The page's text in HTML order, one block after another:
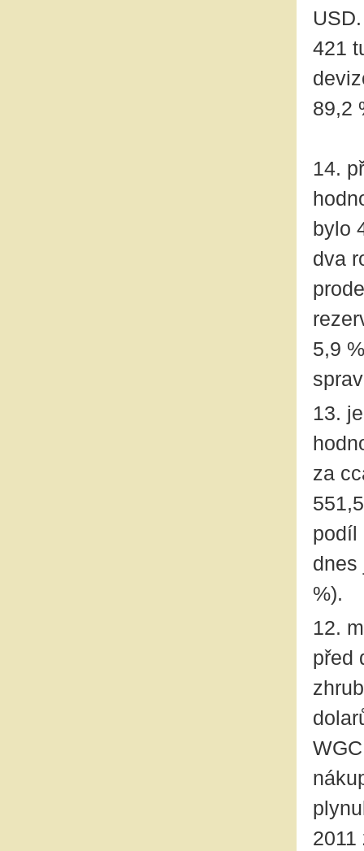
421
89,2
14.
bylo
dva
5,9
13.
za
podíl
dnes
%).
12.
před
2011